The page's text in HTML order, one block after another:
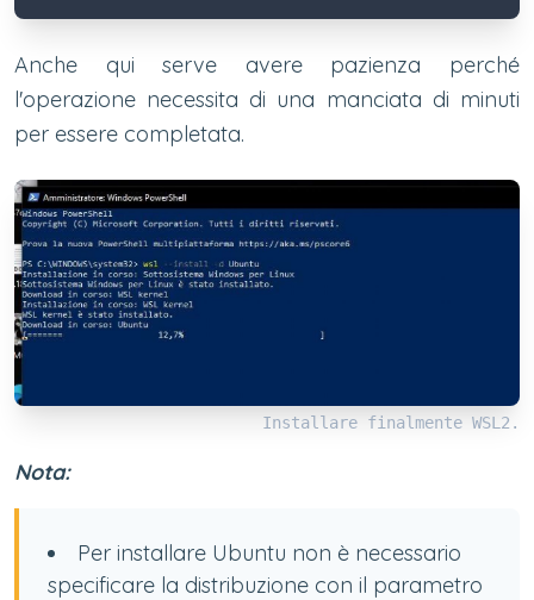
Anche qui serve avere pazienza perché
l'operazione necessita di una manciata di minuti
per essere completata.
Installare finalmente WSL2.
Nota:
Per installare Ubuntu non è necessario
specificare la distribuzione con il parametro